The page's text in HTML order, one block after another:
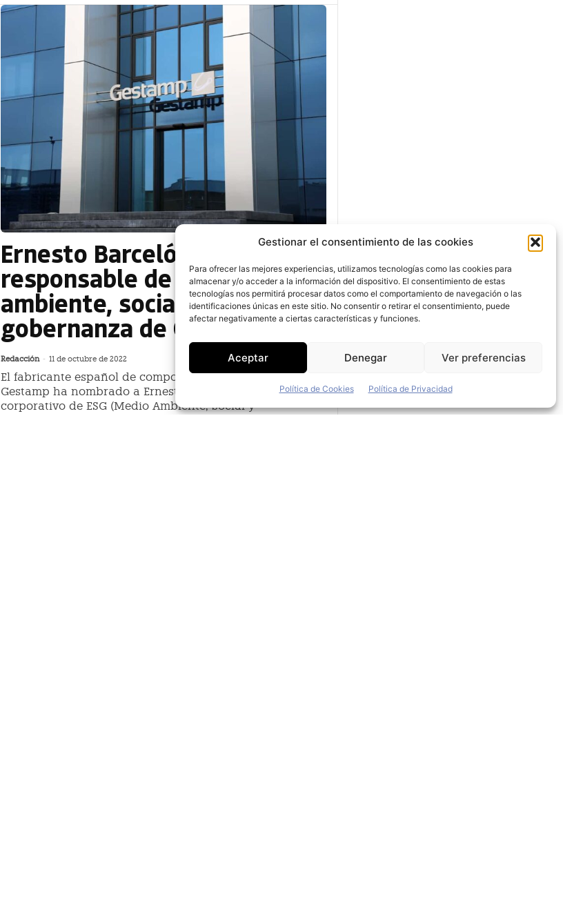
Gestionar el consentimiento de las cookies
Para ofrecer las mejores experiencias, utilizamos tecnologías como las cookies para
almacenar y/o acceder a la información del dispositivo. El consentimiento de estas
tecnologías nos permitirá procesar datos como el comportamiento de navegación o las
identificaciones únicas en este sitio. No consentir o retirar el consentimiento, puede
afectar negativamente a ciertas características y funciones.
Aceptar Denegar Ver preferencias
Política de Cookies Política de Privacidad
Ernesto Barceló, nuevo
responsable de medio
ambiente, social y
gobernanza de Gestamp
Redacción - 11 de octubre de 2022
El fabricante español de componentes para automóviles
Gestamp ha nombrado a Ernesto Barceló nuevo director
corporativo de ESG (Medio Ambiente, Social y